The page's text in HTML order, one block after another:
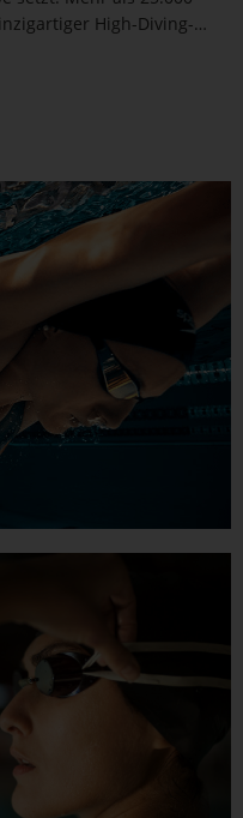
High-Diving-